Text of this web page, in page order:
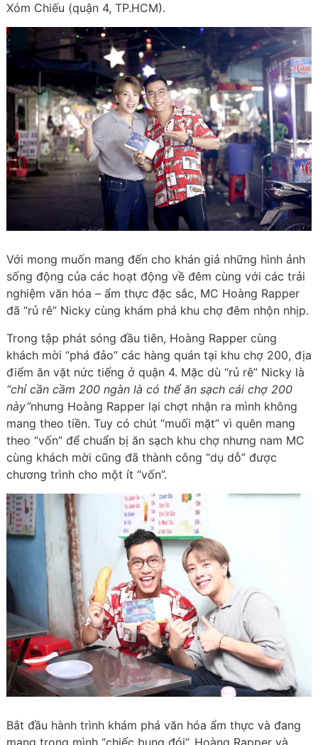
Xóm Chiếu (quận 4, TP.HCM).
Với mong muốn mang đến cho khán giả những hình ảnh
sống động của các hoạt động về đêm cùng với các trải
nghiệm văn hóa – ẩm thực đặc sắc, MC Hoàng Rapper
đã “rủ rê” Nicky cùng khám phá khu chợ đêm nhộn nhịp.
Trong tập phát sóng đầu tiên, Hoàng Rapper cùng
khách mời “phá đảo” các hàng quán tại khu chợ 200, địa
điểm ăn vặt nức tiếng ở quận 4. Mặc dù “rủ rê” Nicky là
“chỉ cần cầm 200 ngàn là có thể ăn sạch cái chợ 200
này”nhưng Hoàng Rapper lại chợt nhận ra mình không
mang theo tiền. Tuy có chút “muối mặt” vì quên mang
theo “vốn” để chuẩn bị ăn sạch khu chợ nhưng nam MC
cùng khách mời cũng đã thành công “dụ dỗ” được
chương trình cho một ít “vốn”.
Bắt đầu hành trình khám phá văn hóa ẩm thực và đang